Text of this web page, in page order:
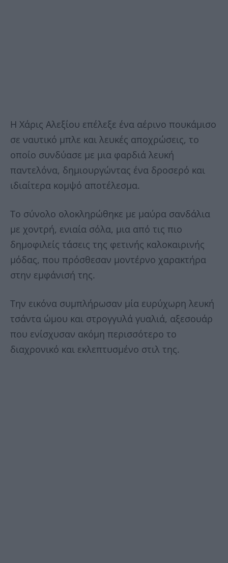
Η Χάρις Αλεξίου επέλεξε ένα αέρινο πουκάμισο
σε ναυτικό μπλε και λευκές αποχρώσεις, το
οποίο συνδύασε με μια φαρδιά λευκή
παντελόνα, δημιουργώντας ένα δροσερό και
ιδιαίτερα κομψό αποτέλεσμα.
Το σύνολο ολοκληρώθηκε με μαύρα σανδάλια
με χοντρή, ενιαία σόλα, μια από τις πιο
δημοφιλείς τάσεις της φετινής καλοκαιρινής
μόδας, που πρόσθεσαν μοντέρνο χαρακτήρα
στην εμφάνισή της.
Την εικόνα συμπλήρωσαν μία ευρύχωρη λευκή
τσάντα ώμου και στρογγυλά γυαλιά, αξεσουάρ
που ενίσχυσαν ακόμη περισσότερο το
διαχρονικό και εκλεπτυσμένο στιλ της.